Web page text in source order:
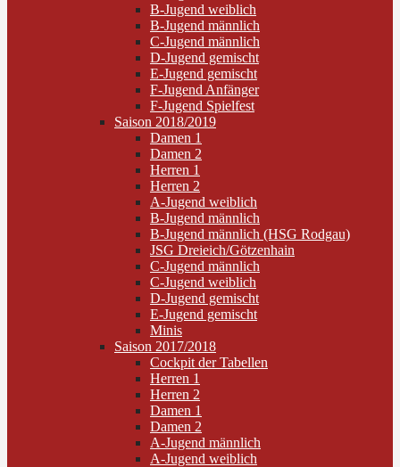
B-Jugend weiblich
B-Jugend männlich
C-Jugend männlich
D-Jugend gemischt
E-Jugend gemischt
F-Jugend Anfänger
F-Jugend Spielfest
Saison 2018/2019
Damen 1
Damen 2
Herren 1
Herren 2
A-Jugend weiblich
B-Jugend männlich
B-Jugend männlich (HSG Rodgau)
JSG Dreieich/Götzenhain
C-Jugend männlich
C-Jugend weiblich
D-Jugend gemischt
E-Jugend gemischt
Minis
Saison 2017/2018
Cockpit der Tabellen
Herren 1
Herren 2
Damen 1
Damen 2
A-Jugend männlich
A-Jugend weiblich